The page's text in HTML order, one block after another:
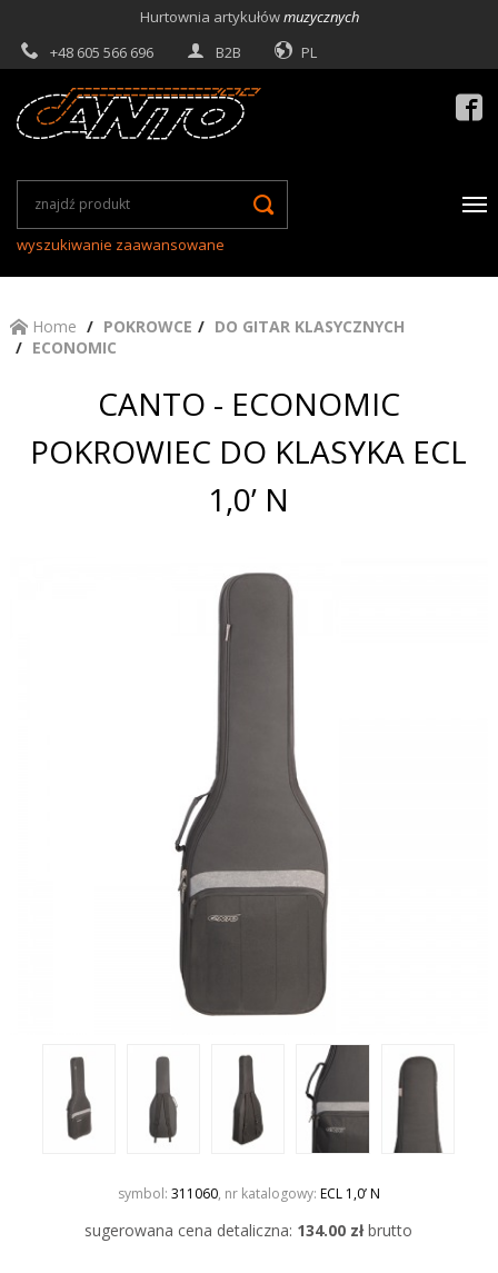
Hurtownia artykułówmuzycznych
+48 605 566 696
B2B PL
wyszukiwanie zaawansowane
Home POKROWCE
DO GITAR KLASYCZNYCH
ECONOMIC
CANTO - ECONOMIC
POKROWIEC DO KLASYKA ECL
1,0’ N
symbol: 311060, nr katalogowy: ECL 1,0’ N
sugerowana cena detaliczna: 134.00 złbrutto
